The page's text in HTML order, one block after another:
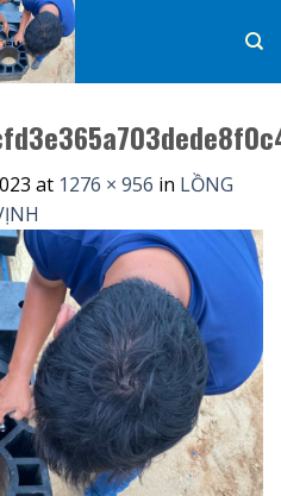
at 1276 × 956 in LỒNG